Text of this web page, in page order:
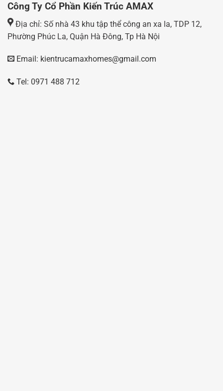
Công Ty Cổ Phần Kiến Trúc AMAX
Địa chỉ: Số nhà 43 khu tập thể công an xa la, TDP 12,
Phường Phúc La, Quận Hà Đông, Tp Hà Nội
Email: kientrucamaxhomes@gmail.com
Tel: 0971 488 712